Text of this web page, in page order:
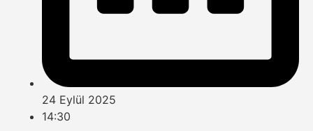
24 Eylül 2025
14:30